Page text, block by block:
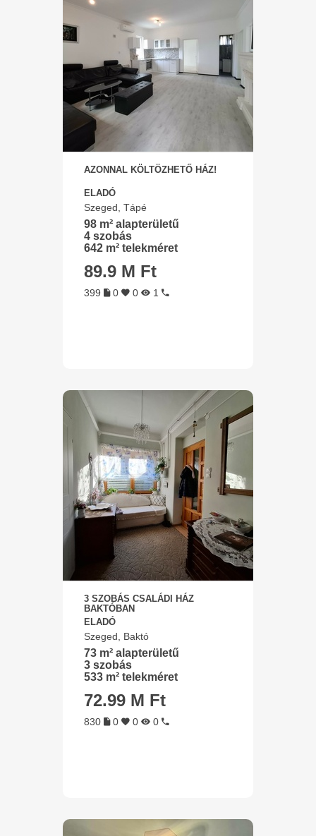
AZONNAL KÖLTÖZHETŐ HÁZ!
ELADÓ
Szeged, Tápé
98 m² alapterületű
4 szobás
642 m² telekméret
89.9 M Ft
399 0 0 1
3 SZOBÁS CSALÁDI HÁZ
BAKTÓBAN
ELADÓ
Szeged, Baktó
73 m² alapterületű
3 szobás
533 m² telekméret
72.99 M Ft
830 0 0 0